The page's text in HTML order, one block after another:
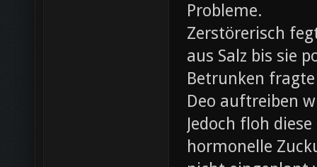
Probleme.
Zerstörerisch
aus Salz bis sie
Betrunken
Deo auftreiben
Jedoch floh
hormonelle